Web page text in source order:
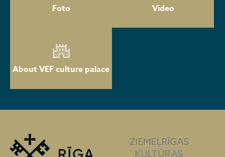
Foto Video
About VEF culture palace